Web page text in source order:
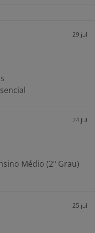
29 jul
24 jul
Médio (2º Grau)
25 jul